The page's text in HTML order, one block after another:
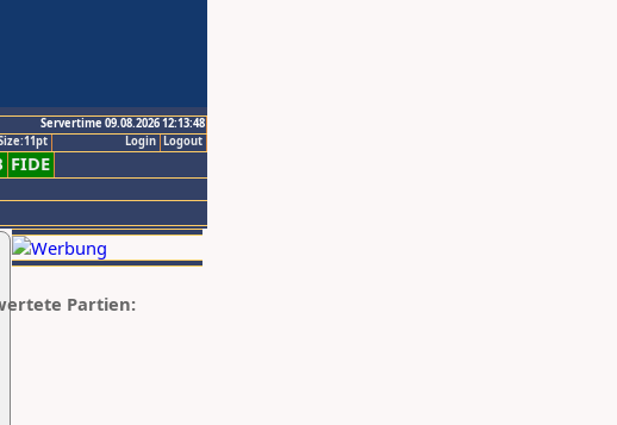
Servertime 09.08.2026 12:13:48
Logout
Login
FIDE
Partien: